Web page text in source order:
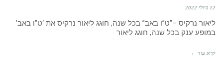
12 ביולי 2022
ליאור נרקיס –”ט”ו באב” בכל שנה, חוגג ליאור נרקיס את ‘ט”ו באב’
במופע ענק בכל שנה, חוגג ליאור
קרא עוד ←